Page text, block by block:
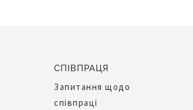
СПІВПРАЦЯ
Запитання щодо
співпраці